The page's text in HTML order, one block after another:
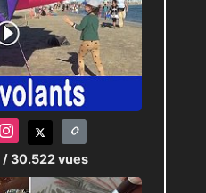
/ 30.522 vues